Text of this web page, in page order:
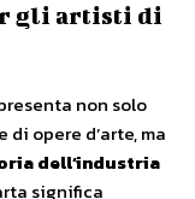
gli artisti di
non solo
opere d’arte, ma
dell’industria
significa